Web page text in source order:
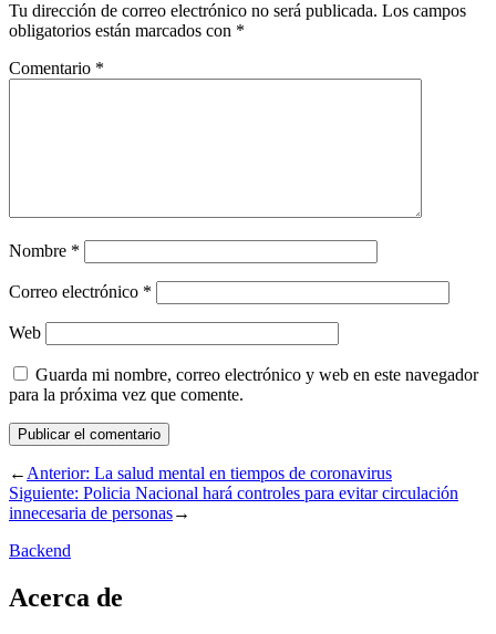
Tu dirección de correo electrónico no será publicada. Los campos
obligatorios están marcados con *
Comentario *
Nombre *
Correo electrónico *
Web
Guarda mi nombre, correo electrónico y web en este navegador
para la próxima vez que comente.
←Anterior: La salud mental en tiempos de coronavirus
Siguiente: Policia Nacional hará controles para evitar circulación
innecesaria de personas→
Backend
Acerca de